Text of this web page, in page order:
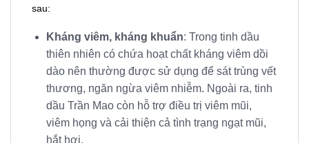
sau:
Kháng viêm, kháng khuẩn: Trong tinh dầu
thiên nhiên có chứa hoạt chất kháng viêm dồi
dào nên thường được sử dụng để sát trùng vết
thương, ngăn ngừa viêm nhiễm. Ngoài ra, tinh
dầu Trần Mao còn hỗ trợ điều trị viêm mũi,
viêm họng và cải thiện cả tình trạng ngạt mũi,
hắt hơi.